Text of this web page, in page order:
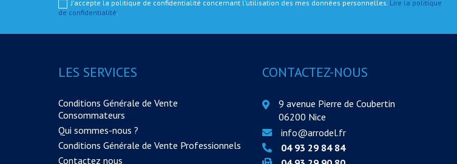
J'accepte la politique de confidentialité concernant l'utilisation des mes données personnelles. Lire la politique
de confidentialité
LES SERVICES
Conditions Générale de Vente
Consommateurs
Qui sommes-nous ?
Conditions Générale de Vente Professionnels
Contactez nous
CONTACTEZ-NOUS
9 avenue Pierre de Coubertin
06200 Nice
info@arrodel.fr
04 93 29 84 84